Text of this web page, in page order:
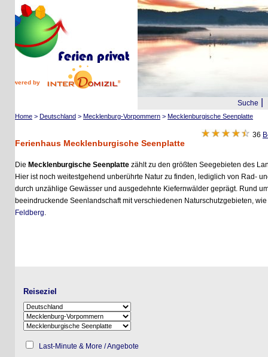
by
Suche|
Home>Deutschland>Mecklenburg-Vorpommern>Mecklenburgische Seenplatte
Ferienhaus Mecklenburgische Seenplatte
36
Mecklenburgische Seenplattezählt zu den größten Seegebieten des
Hier ist noch weitestgehend unberührte Natur zu finden, lediglich von Rad- und
durch unzählige Gewässer und ausgedehnte Kiefernwälder geprägt. Rund um
beeindruckende Seenlandschaft mit verschiedenen Naturschutzgebieten, wie
Feldberg.
Reiseziel
Last-Minute & More / Angebote